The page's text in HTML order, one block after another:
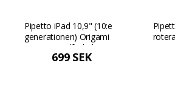
Pipetto iPad 10,9" (10:e
generationen) Origami
No1 Originalfodral -
699 SEK